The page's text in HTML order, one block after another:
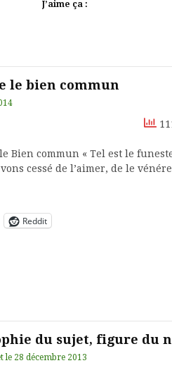
J’aime ça :
le bien commun
Bien commun « Tel est le
cessé de l’aimer, de le
Reddit
du sujet, figure du
le 28 décembre 2013